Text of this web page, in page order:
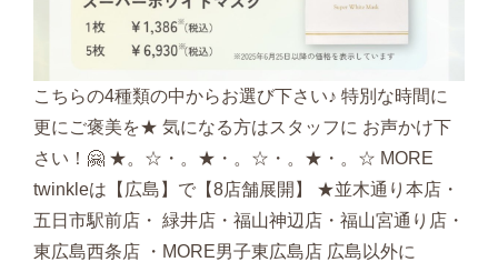
こちらの4種類の中からお選び下さい♪ 特別な時間に
更にご褒美を★ 気になる方はスタッフに お声かけ下
さい！🤗 ★。☆・。★・。☆・。★・。☆ MORE
twinkleは【広島】で【8店舗展開】 ★並木通り本店・
五日市駅前店・ 緑井店・福山神辺店・福山宮通り店・
東広島西条店 ・MORE男子東広島店 広島以外に